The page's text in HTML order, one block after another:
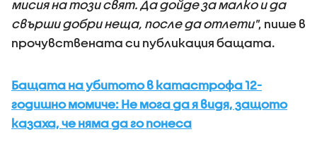
мисия на този свят. Да дойде за малко и да
свърши добри неща, после да отлети", пише в
прочувствената си публикация бащата.
Бащата на убитото в катастрофа 12-
годишно момиче: Не мога да я видя, защото
казаха, че няма да го понеса